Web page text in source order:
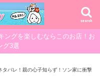
search
ングを楽しむならこのお店！お
グ3選
タバレ！親の心子知らず！ソン家に衝撃